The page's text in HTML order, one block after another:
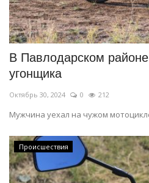
В Павлодарском
угонщика
Октябрь 30, 2024 0 212
Мужчина уехал на чужом
Происшествия